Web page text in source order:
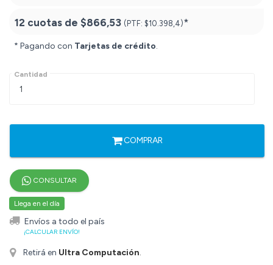
12 cuotas de $866,53 (PTF: $10.398,4)*
* Pagando con Tarjetas de crédito.
Cantidad
COMPRAR
CONSULTAR
Llega en el día
Envíos a todo el país
¡CALCULAR ENVÍO!
Retirá en Ultra Computación.